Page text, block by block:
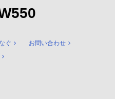
ぐ
お問い合わせ